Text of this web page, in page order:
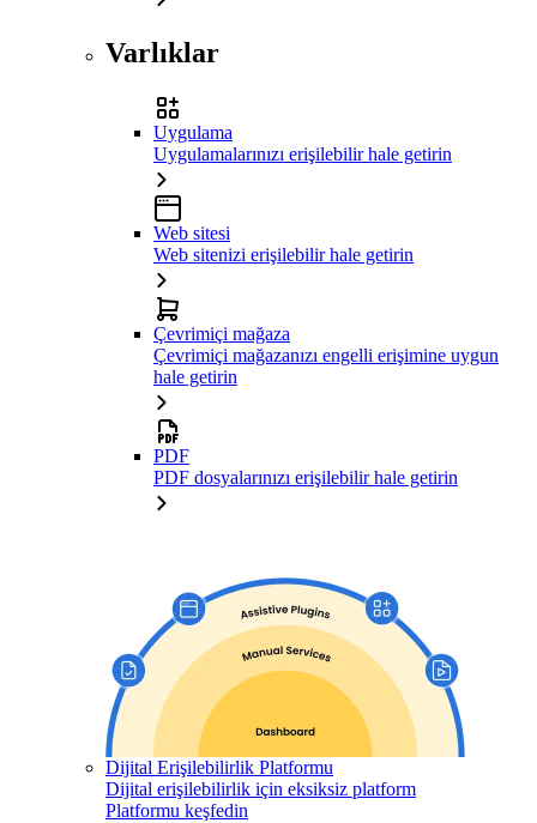
Varlıklar
Uygulama
Uygulamalarınızı erişilebilir hale getirin
Web sitesi
Web sitenizi erişilebilir hale getirin
Çevrimiçi mağaza
Çevrimiçi mağazanızı engelli erişimine uygun
hale getirin
PDF
PDF dosyalarınızı erişilebilir hale getirin
Dijital Erişilebilirlik Platformu
Dijital erişilebilirlik için eksiksiz platform
Platformu keşfedin